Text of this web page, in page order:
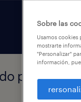
para Retail
Sobre las
Usamos cookies
mostrarte
"Personalizar"
información,